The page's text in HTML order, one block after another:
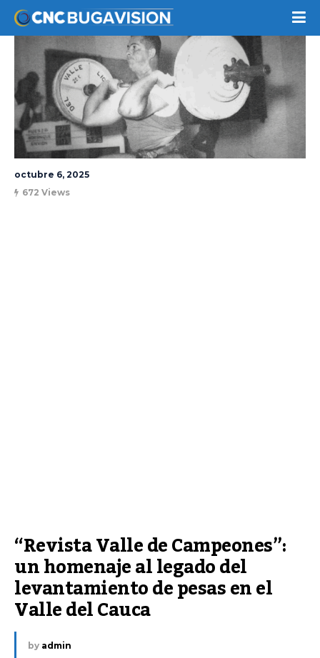
octubre 6, 2025
672 Views
“Revista Valle de Campeones”:
un homenaje al legado del
levantamiento de pesas en el
Valle del Cauca
by admin